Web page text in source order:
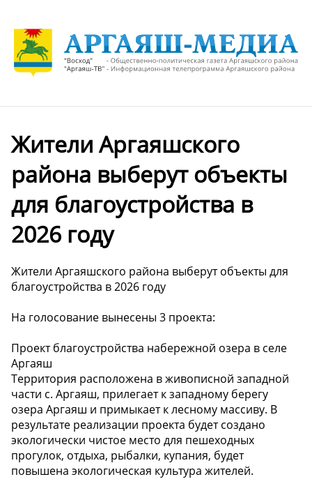
Жители Аргаяшского
района выберут объекты
для благоустройства в
2026 году
Жители Аргаяшского района выберут объекты для
благоустройства в 2026 году
На голосование вынесены 3 проекта:
Проект благоустройства набережной озера в селе
Аргаяш
Территория расположена в живописной западной
части с. Аргаяш, прилегает к западному берегу
озера Аргаяш и примыкает к лесному массиву. В
результате реализации проекта будет создано
экологически чистое место для пешеходных
прогулок, отдыха, рыбалки, купания, будет
повышена экологическая культура жителей.